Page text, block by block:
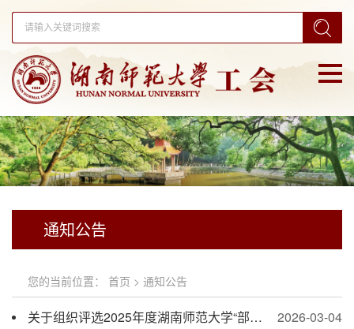
通知公告
您的当前位置： 首页 > 通知公告
2026-03-04
关于组织评选2025年度湖南师范大学“部门工会工作先进单位”、“部门工会单项工作先进单位”、“优秀工会干部”